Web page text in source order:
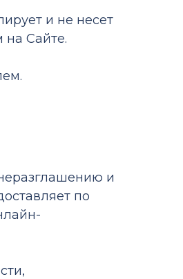
и не несет
на Сайте.
и
по